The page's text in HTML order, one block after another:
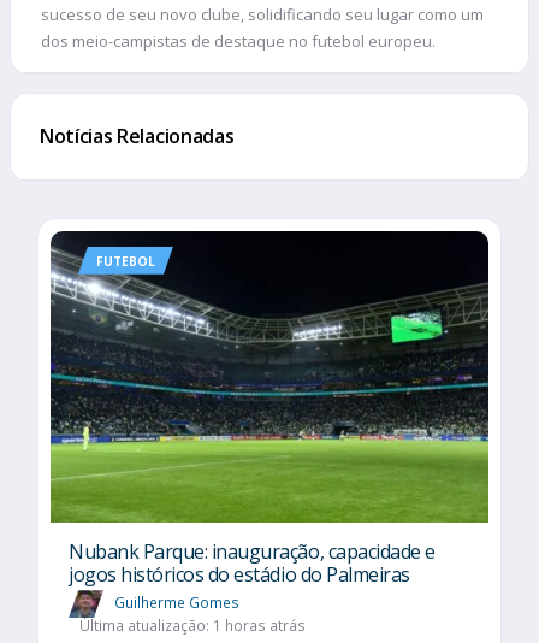
sucesso de seu novo clube, solidificando seu lugar como um
dos meio-campistas de destaque no futebol europeu.
Notícias Relacionadas
FUTEBOL
Nubank Parque: inauguração, capacidade e
jogos históricos do estádio do Palmeiras
Guilherme Gomes
Última atualização: 1 horas atrás